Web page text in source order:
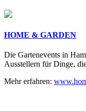
HOME & GARDEN
Die Gartenevents in
Ausstellern für Dinge,
Mehr erfahren: